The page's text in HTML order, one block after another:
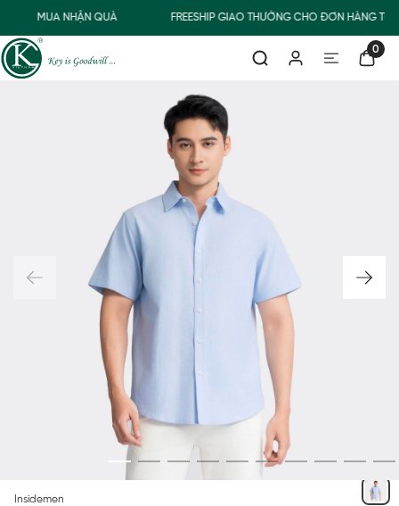
MUA NHẬN QUÀ FREESHIP GIAO THƯỜNG CHO ĐƠN HÀNG
0
Insidemen